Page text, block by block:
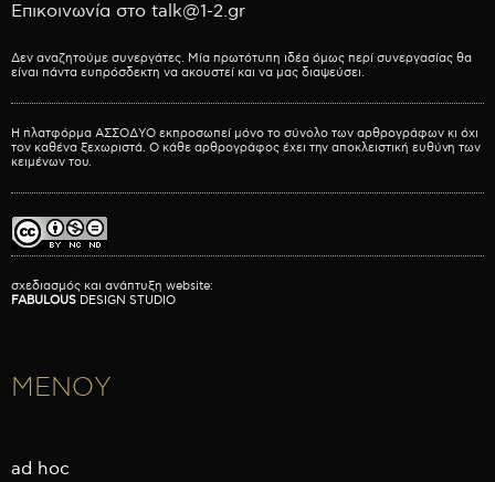
Επικοινωνία στο talk@1-2.gr
Δεν αναζητούμε συνεργάτες. Μία πρωτότυπη ιδέα όμως περί συνεργασίας θα
είναι πάντα ευπρόσδεκτη να ακουστεί και να μας διαψεύσει.
Η πλατφόρμα ΑΣΣΟΔΥΟ εκπροσωπεί μόνο το σύνολο των αρθρογράφων κι όχι
τον καθένα ξεχωριστά. Ο κάθε αρθρογράφος έχει την αποκλειστική ευθύνη των
κειμένων του.
σχεδιασμός και ανάπτυξη website:
FABULOUS DESIGN STUDIO
ΜΕΝΟΥ
ad hoc